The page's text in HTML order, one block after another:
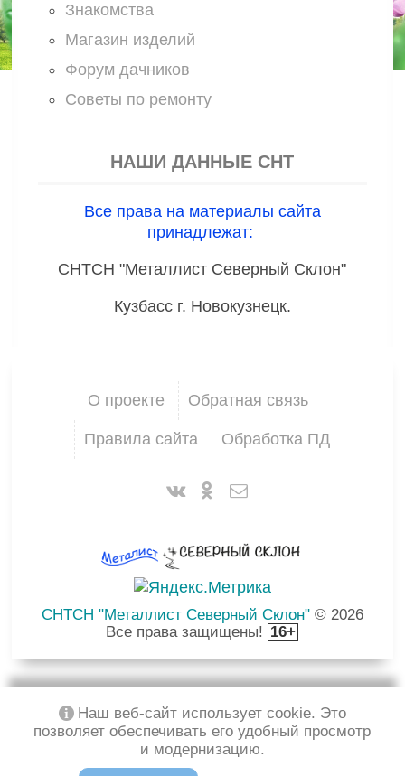
Знакомства
Магазин изделий
Форум дачников
Советы по ремонту
НАШИ ДАННЫЕ СНТ
Все права на материалы сайта
принадлежат:
СНТСН "Металлист Северный Склон"
Кузбасс г. Новокузнецк.
О проекте Обратная связь
Правила сайта Обработка ПД
СНТСН "Металлист Северный Склон"© 2026
Все права защищены! 16+
Наш веб-сайт использует cookie. Это
позволяет обеспечивать его удобный просмотр
и модернизацию.